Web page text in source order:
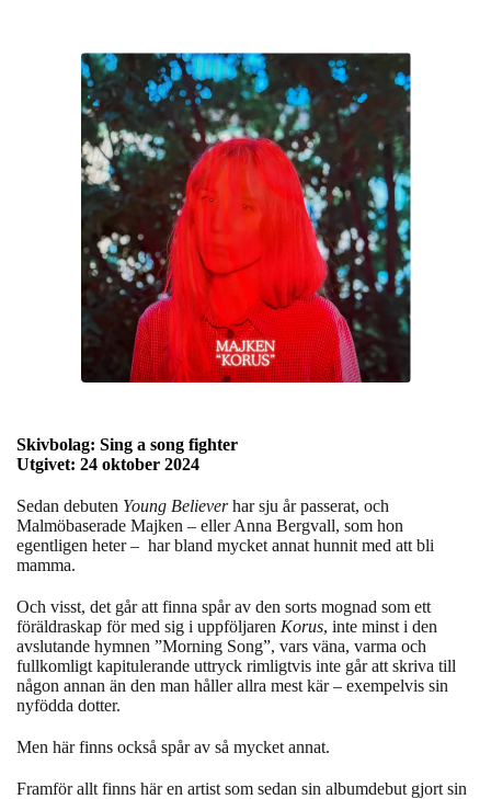
Skivbolag: Sing a song fighter
Utgivet: 24 oktober 2024
Sedan debuten Young Believerhar sju år passerat, och
Malmöbaserade Majken – eller Anna Bergvall, som hon
egentligen heter – har bland mycket annat hunnit med att bli
mamma.
Och visst, det går att finna spår av den sorts mognad som ett
föräldraskap för med sig i uppföljaren Korus, inte minst i den
avslutande hymnen ”Morning Song”, vars väna, varma och
fullkomligt kapitulerande uttryck rimligtvis inte går att skriva till
någon annan än den man håller allra mest kär – exempelvis sin
nyfödda dotter.
Men här finns också spår av så mycket annat.
Framför allt finns här en artist som sedan sin albumdebut gjort sin